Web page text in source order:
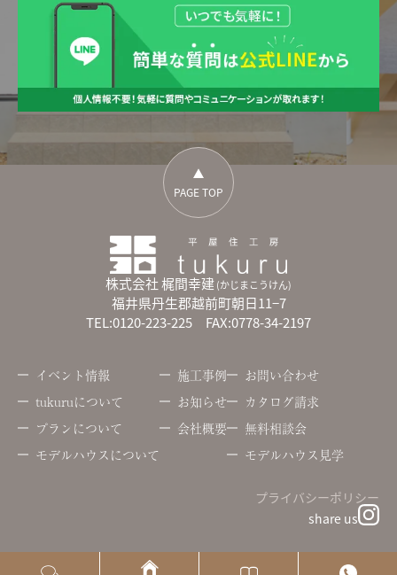
PAGE TOP
株式会社 梶間幸建(かじまこうけん)
福井県丹生郡越前町朝日11−7
TEL:0120-223-225 FAX:0778-34-2197
イベント情報
tukuruについて
プランについて
モデルハウスについて
施工事例
お知らせ
会社概要
お問い合わせ
カタログ請求
無料相談会
モデルハウス見学
プライバシーポリシー
share us